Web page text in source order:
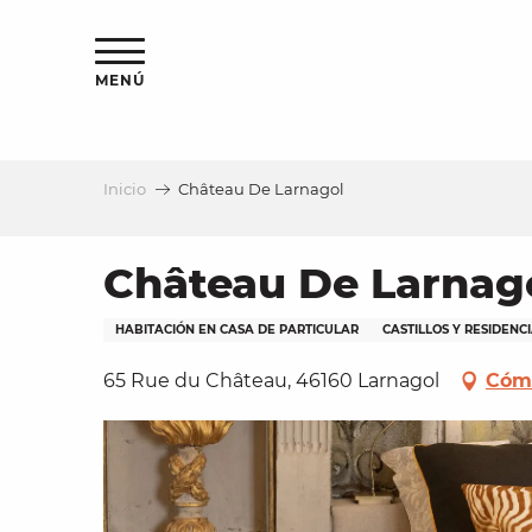
MENÚ
Inicio Château De Larnagol
Château De
HABITACIÓN EN CASA DE PARTICULAR CASTILLOS Y
65 Rue du Château, 46160 Larnagol